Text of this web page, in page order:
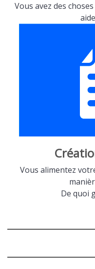
Vous avez des
Vous alimentez
De quoi